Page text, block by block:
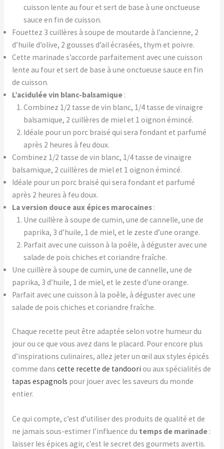
cuisson lente au four et sert de base à une onctueuse
sauce en fin de cuisson.
Fouettez 3 cuillères à soupe de moutarde à l’ancienne, 2
d’huile d’olive, 2 gousses d’ail écrasées, thym et poivre.
Cette marinade s’accorde parfaitement avec une cuisson
lente au four et sert de base à une onctueuse sauce en fin
de cuisson.
L’acidulée vin blanc-balsamique:
Combinez 1/2 tasse de vin blanc, 1/4 tasse de vinaigre
balsamique, 2 cuillères de miel et 1 oignon émincé.
Idéale pour un porc braisé qui sera fondant et parfumé
après 2 heures à feu doux.
Combinez 1/2 tasse de vin blanc, 1/4 tasse de vinaigre
balsamique, 2 cuillères de miel et 1 oignon émincé.
Idéale pour un porc braisé qui sera fondant et parfumé
après 2 heures à feu doux.
La version douce aux épices marocaines:
Une cuillère à soupe de cumin, une de cannelle, une de
paprika, 3 d’huile, 1 de miel, et le zeste d’une orange.
Parfait avec une cuisson à la poêle, à déguster avec une
salade de pois chiches et coriandre fraîche.
Une cuillère à soupe de cumin, une de cannelle, une de
paprika, 3 d’huile, 1 de miel, et le zeste d’une orange.
Parfait avec une cuisson à la poêle, à déguster avec une
salade de pois chiches et coriandre fraîche.
Chaque recette peut être adaptée selon votre humeur du
jour ou ce que vous avez dans le placard. Pour encore plus
d’inspirations culinaires, allez jeter un œil aux styles épicés
comme dans cette recette de tandoori ou aux spécialités de
tapas espagnols pour jouer avec les saveurs du monde
entier.
Ce qui compte, c’est d’utiliser des produits de qualité et de
ne jamais sous-estimer l’influence du temps de marinade:
laisser les épices agir, c’est le secret des gourmets avertis.